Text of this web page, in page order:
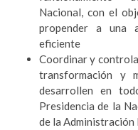
Nacional, con el
propender a una
eficiente
Coordinar y
transformación y
desarrollen en
Presidencia de la
de la Administración